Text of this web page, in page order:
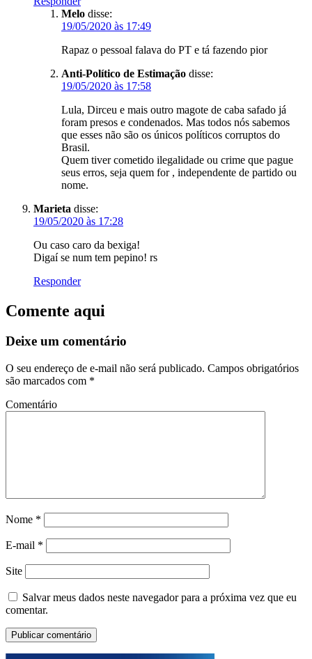
Melo disse:
19/05/2020 às 17:49
Rapaz o pessoal falava do PT e tá fazendo pior
Anti-Político de Estimação disse:
19/05/2020 às 17:58
Lula, Dirceu e mais outro magote de caba safado já
foram presos e condenados. Mas todos nós sabemos
que esses não são os únicos políticos corruptos do
Brasil.
Quem tiver cometido ilegalidade ou crime que pague
seus erros, seja quem for , independente de partido ou
nome.
Marieta disse:
19/05/2020 às 17:28
Ou caso caro da bexiga!
Digaí se num tem pepino! rs
Responder
Comente aqui
Deixe um comentário
O seu endereço de e-mail não será publicado. Campos obrigatórios
são marcados com *
Comentário
Nome *
E-mail *
Site
Salvar meus dados neste navegador para a próxima vez que eu
comentar.